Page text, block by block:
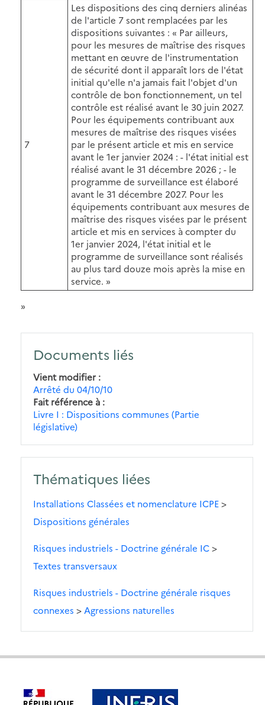
7
Les dispositions des cinq derniers alinéas
de l'article 7 sont remplacées par les
dispositions suivantes : « Par ailleurs,
pour les mesures de maîtrise des risques
mettant en œuvre de l'instrumentation
de sécurité dont il apparaît lors de l'état
initial qu'elle n'a jamais fait l'objet d'un
contrôle de bon fonctionnement, un tel
contrôle est réalisé avant le 30 juin 2027.
Pour les équipements contribuant aux
mesures de maîtrise des risques visées
par le présent article et mis en service
avant le 1er janvier 2024 : - l'état initial est
réalisé avant le 31 décembre 2026 ; - le
programme de surveillance est élaboré
avant le 31 décembre 2027. Pour les
équipements contribuant aux mesures de
maîtrise des risques visées par le présent
article et mis en services à compter du
1er janvier 2024, l'état initial et le
programme de surveillance sont réalisés
au plus tard douze mois après la mise en
service. »
»
Documents liés
Vient modifier
Arrêté du 04/10/10
Fait référence à
Livre I : Dispositions communes (Partie
législative)
Thématiques liées
Installations Classées et nomenclature ICPE>
Dispositions générales
Risques industriels - Doctrine générale IC>
Textes transversaux
Risques industriels - Doctrine générale risques
connexes > Agressions naturelles